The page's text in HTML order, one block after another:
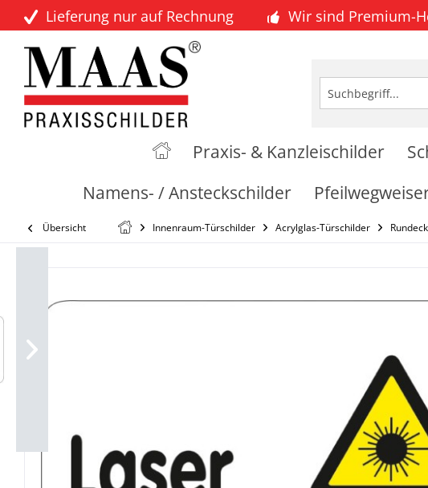
Lieferung nur auf Rechnung Wir sind Premium-
Praxis- & Kanzleischilder
Namens- / Ansteckschilder
Übersicht Innenraum-Türschilder Acrylglas-Türschilder Rundeck